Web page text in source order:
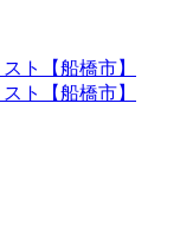
ト【船橋市】
ト【船橋市】